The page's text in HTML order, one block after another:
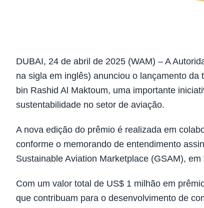
DUBAI, 24 de abril de 2025 (WAM) – A
na sigla em inglês) anunciou o lançamento
bin Rashid Al Maktoum, uma importante
sustentabilidade no setor de aviação.
A nova edição do prêmio é realizada em
conforme o memorando de entendimento
Sustainable Aviation Marketplace (GSAM), em
Com um valor total de US$ 1 milhão em
que contribuam para o desenvolvimento de